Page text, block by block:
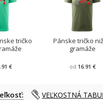
tričko
€
Pánske tričko
gramáže
od 16.91 €
VEĽKOSTNÁ